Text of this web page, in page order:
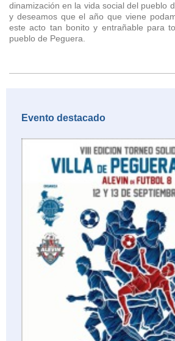
dinamización en la vida social del pueblo
y deseamos que el año que viene
este acto tan bonito y entrañable para
pueblo de Peguera.
Evento destacado